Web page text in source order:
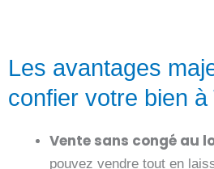
Les avantages
confier votre bien
Vente sans congé au
pouvez vendre tout en